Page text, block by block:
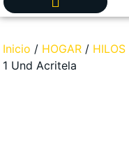
Inicio / HOGAR / HILOS
1 Und Acritela